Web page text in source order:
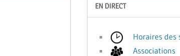
EN DIRECT
Horaires des
Associations